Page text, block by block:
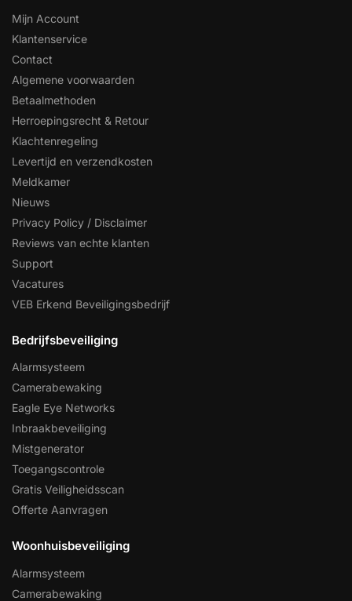
Mijn Account
Klantenservice
Contact
Algemene voorwaarden
Betaalmethoden
Herroepingsrecht & Retour
Klachtenregeling
Levertijd en verzendkosten
Meldkamer
Nieuws
Privacy Policy / Disclaimer
Reviews van echte klanten
Support
Vacatures
VEB Erkend Beveiligingsbedrijf
Bedrijfsbeveiliging
Alarmsysteem
Camerabewaking
Eagle Eye Networks
Inbraakbeveiliging
Mistgenerator
Toegangscontrole
Gratis Veiligheidsscan
Offerte Aanvragen
Woonhuisbeveiliging
Alarmsysteem
Camerabewaking